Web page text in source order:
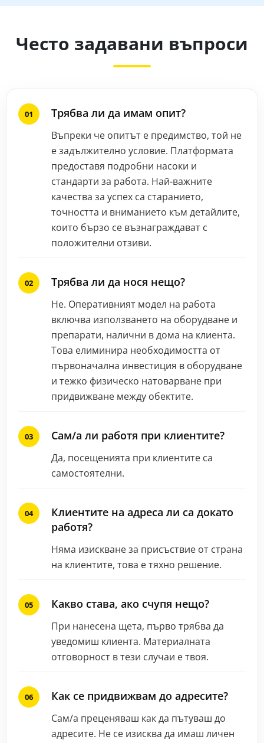
Често задавани въпроси
Трябва ли да имам опит?
Въпреки че опитът е предимство, той не
е задължително условие. Платформата
предоставя подробни насоки и
стандарти за работа. Най-важните
качества за успех са старанието,
точността и вниманието към детайлите,
които бързо се възнаграждават с
положителни отзиви.
Трябва ли да нося нещо?
Не. Оперативният модел на работа
включва използването на оборудване и
препарати, налични в дома на клиента.
Това елиминира необходимостта от
първоначална инвестиция в оборудване
и тежко физическо натоварване при
придвижване между обектите.
Сам/а ли работя при клиентите?
Да, посещенията при клиентите са
самостоятелни.
Клиентите на адреса ли са докато
работя?
Няма изискване за присъствие от страна
на клиентите, това е тяхно решение.
Какво става, ако счупя нещо?
При нанесена щета, първо трябва да
уведомиш клиента. Материалната
отговорност в тези случаи е твоя.
Как се придвижвам до адресите?
Сам/а преценяваш как да пътуваш до
адресите. Не се изисква да имаш личен